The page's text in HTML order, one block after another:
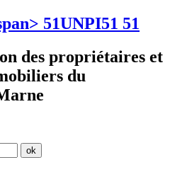
UNPI51 51
des propriétaires et
du